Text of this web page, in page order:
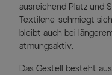
ausreichend Platz und
Textilene schmiegt
bleibt auch bei
atmungsaktiv.
Das Gestell besteht